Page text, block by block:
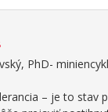
PhD-
– je to stav